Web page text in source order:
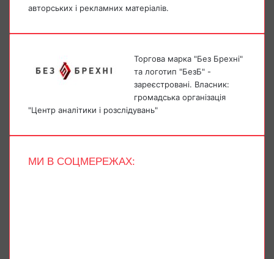
авторських і рекламних матеріалів.
Торгова марка "Без Брехні"
та логотип "БезБ" -
зареєстровані. Власник:
громадська організація
"Центр аналітики і розслідувань"
МИ В СОЦМЕРЕЖАХ: